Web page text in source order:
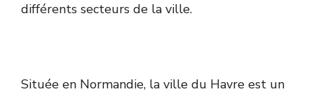
différents secteurs de la ville.
Située en Normandie, la ville du Havre est un